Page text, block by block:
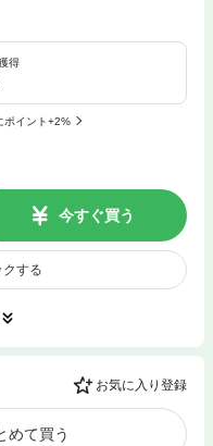
得
ポイント+2%
今すぐ買う
する
お気に入り登録
めて買う